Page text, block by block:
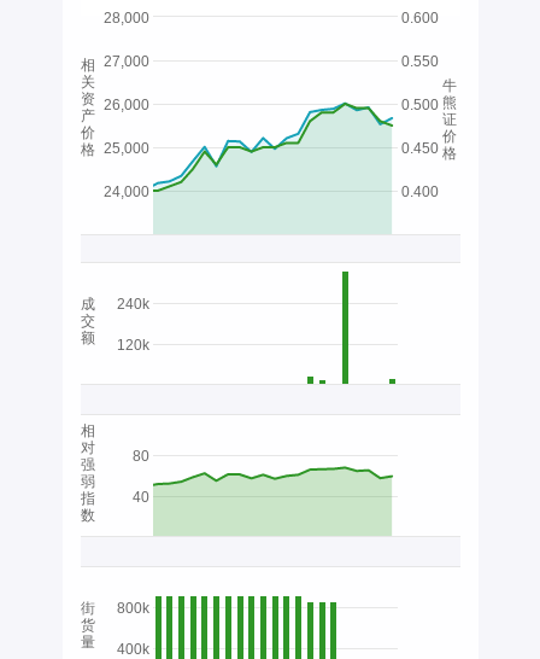
24,000
25,000
26,000
27,000
28,000 0.600
0.400
0.450
0.500
0.550
120k
240k
40
80
400k
800k
相
关
资
产
价
格
牛
熊
证
价
格
成
交
额
相
对
强
弱
指
数
街
货
量